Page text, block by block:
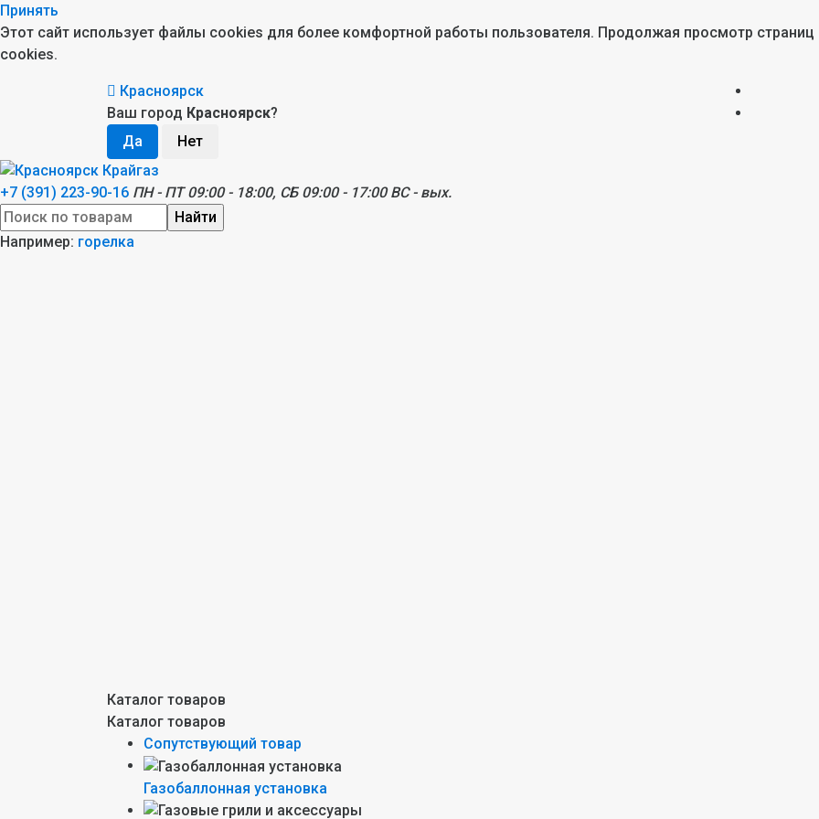
Принять
Этот сайт использует файлы cookies для более комфортной работы пользователя. Продолжая просмотр
cookies.
Красноярск
Ваш город Красноярск?
+7 (391) 223-90-16 ПН - ПТ 09:00 - 18:00, СБ 09:00 - 17:00 ВС - вых.
Найти
Например: горелка
Каталог товаров
Каталог товаров
Сопутствующий товар
Газобаллонная установка